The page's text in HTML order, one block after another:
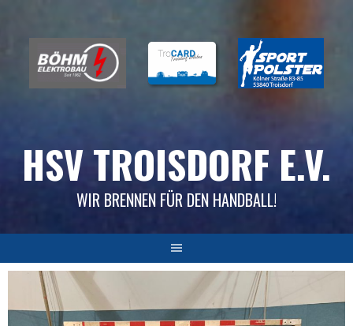
HSV TROISDORF E.V.
WIR BRENNEN FÜR DEN HANDBALL!